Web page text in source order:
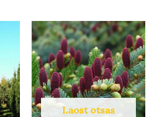
Laost otsas